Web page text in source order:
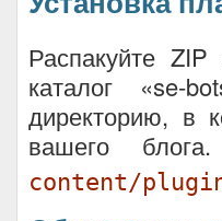
Распакуйте
каталог «se-
директорию, в
вашего
content/